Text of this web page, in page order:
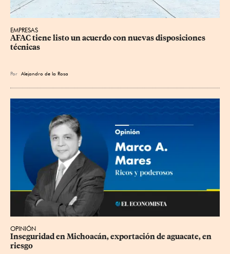
EMPRESAS
AFAC tiene listo un acuerdo con nuevas disposiciones
técnicas
Por Alejandro de la Rosa
OPINIÓN
Inseguridad en Michoacán, exportación de aguacate, en
riesgo